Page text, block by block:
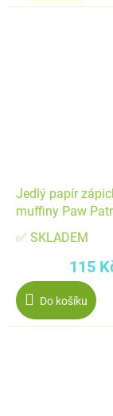
Jedlý papír
muffiny Paw
6,5x4cm - Dekora
✅ SKLADEM
115
Do košíku